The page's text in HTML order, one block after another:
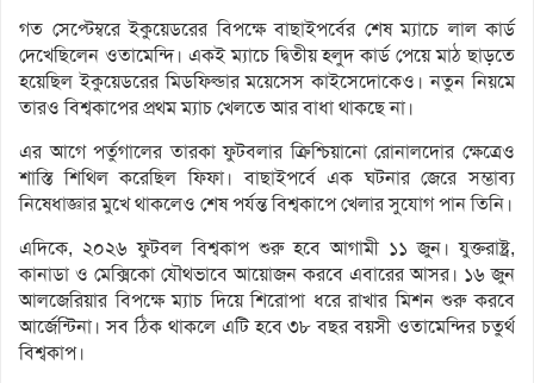
গত সেপ্টেম্বরে ইকুয়েডরের বিপক্ষে বাছাইপর্বের শেষ ম্যাচে লাল কার্ড
দেখেছিলেন ওতামেন্দি। একই ম্যাচে দ্বিতীয় হলুদ কার্ড পেয়ে মাঠ ছাড়তে
হয়েছিল ইকুয়েডরের মিডফিল্ডার ময়েসেস কাইসেদোকেও। নতুন নিয়মে
তারও বিশ্বকাপের প্রথম ম্যাচ খেলতে আর বাধা থাকছে না।
এর আগে পর্তুগালের তারকা ফুটবলার ক্রিশ্চিয়ানো রোনালদোর ক্ষেত্রেও
শাস্তি শিথিল করেছিল ফিফা। বাছাইপর্বে এক ঘটনার জেরে সম্ভাব্য
নিষেধাজ্ঞার মুখে থাকলেও শেষ পর্যন্ত বিশ্বকাপে খেলার সুযোগ পান তিনি।
এদিকে, ২০২৬ ফুটবল বিশ্বকাপ শুরু হবে আগামী ১১ জুন। যুক্তরাষ্ট্র,
কানাডা ও মেক্সিকো যৌথভাবে আয়োজন করবে এবারের আসর। ১৬ জুন
আলজেরিয়ার বিপক্ষে ম্যাচ দিয়ে শিরোপা ধরে রাখার মিশন শুরু করবে
আর্জেন্টিনা। সব ঠিক থাকলে এটি হবে ৩৮ বছর বয়সী ওতামেন্দির চতুর্থ
বিশ্বকাপ।